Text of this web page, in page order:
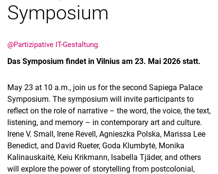
Symposium
@Partizipative IT-Gestaltung
Das Symposium findet in Vilnius am 23. Mai 2026 statt.
May 23 at 10 a.m., join us for the second Sapiega Palace
Symposium. The symposium will invite participants to
reflect on the role of narrative – the word, the voice, the text,
listening, and memory – in contemporary art and culture.
Irene V. Small, Irene Revell, Agnieszka Polska, Marissa Lee
Benedict, and David Rueter, Goda Klumbytė, Monika
Kalinauskaitė, Keiu Krikmann, Isabella Tjäder, and others
will explore the power of storytelling from postcolonial,